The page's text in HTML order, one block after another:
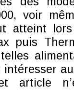
voir
atteint lors
puis